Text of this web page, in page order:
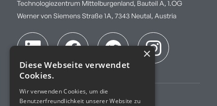
Technologiezentrum Mittelburgenland, Bauteil A, 1.OG
Werner von Siemens Straße 1A, 7343 Neutal, Austria
×
Diese Webseite verwendet
Cookies.
Wir verwenden Cookies, um die
Benutzerfreundlichkeit unserer Website zu